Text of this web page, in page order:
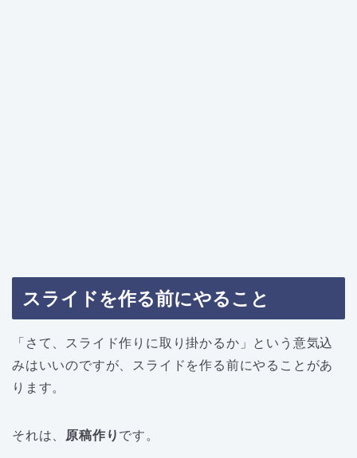
スライドを作る前にやること
「さて、スライド作りに取り掛かるか」という意気込
みはいいのですが、スライドを作る前にやることがあ
ります。
それは、 原稿作り です。